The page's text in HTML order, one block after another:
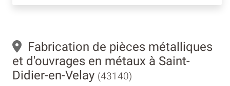
Fabrication de pièces métalliques
et d'ouvrages en métaux à Saint-
Didier-en-Velay (43140)